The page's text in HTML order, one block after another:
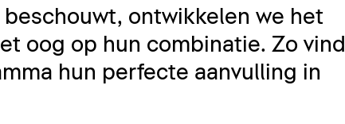
ontwikkelen we het
oog op hun combinatie. Zo
hun perfecte aanvulling in